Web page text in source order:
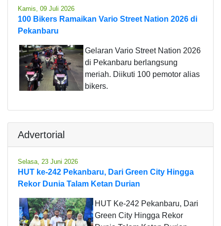
Kamis, 09 Juli 2026
100 Bikers Ramaikan Vario Street Nation 2026 di
Pekanbaru
Gelaran Vario Street Nation 2026
di Pekanbaru berlangsung
meriah. Diikuti 100 pemotor alias
bikers.
Advertorial
Selasa, 23 Juni 2026
HUT ke-242 Pekanbaru, Dari Green City Hingga
Rekor Dunia Talam Ketan Durian
HUT Ke-242 Pekanbaru, Dari
Green City Hingga Rekor